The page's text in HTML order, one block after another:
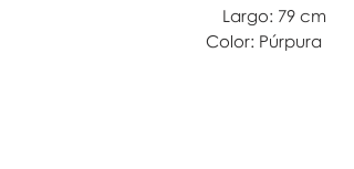
Largo: 79 cm
Color: Púrpura